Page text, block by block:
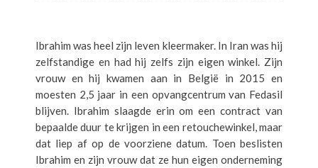
Ibrahim was heel zijn leven kleermaker. In Iran was hij
zelfstandige en had hij zelfs zijn eigen winkel. Zijn
vrouw en hij kwamen aan in België in 2015 en
moesten 2,5 jaar in een opvangcentrum van Fedasil
blijven. Ibrahim slaagde erin om een contract van
bepaalde duur te krijgen in een retouchewinkel, maar
dat liep af op de voorziene datum. Toen beslisten
Ibrahim en zijn vrouw dat ze hun eigen onderneming